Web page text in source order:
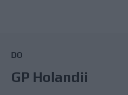
DO
GP Holandii